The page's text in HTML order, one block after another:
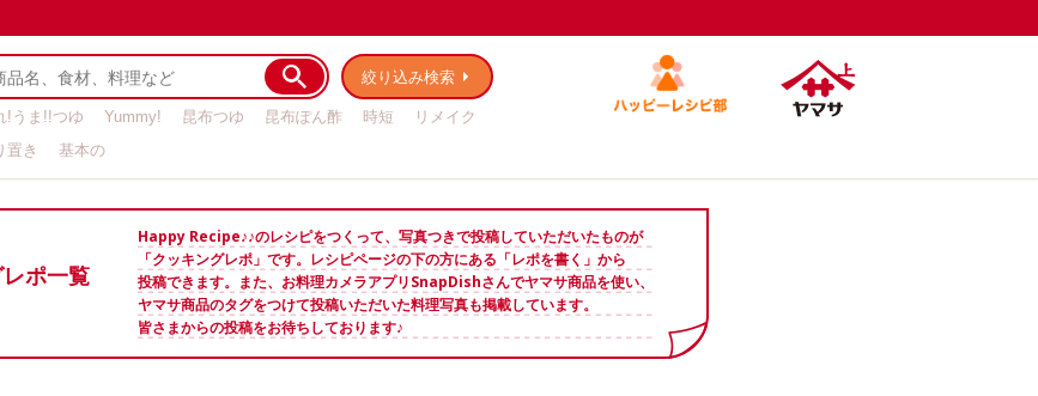
絞り込み検索
!うま!!つゆ Yummy! 昆布つゆ 昆布ぽん酢 時短
リメイク
置き
基本の
ポ一覧
Happy Recipe♪♪のレシピをつくって、写真つきで投稿していただいたものが
「クッキングレポ」です。レシピページの下の方にある「レポを書く」から
投稿できます。また、お料理カメラアプリSnapDishさんでヤマサ商品を使い、
ヤマサ商品のタグをつけて投稿いただいた料理写真も掲載しています。
皆さまからの投稿をお待ちしております♪